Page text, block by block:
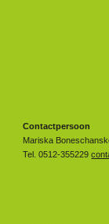
Contactpersoon
Mariska
Tel. 0512-355229